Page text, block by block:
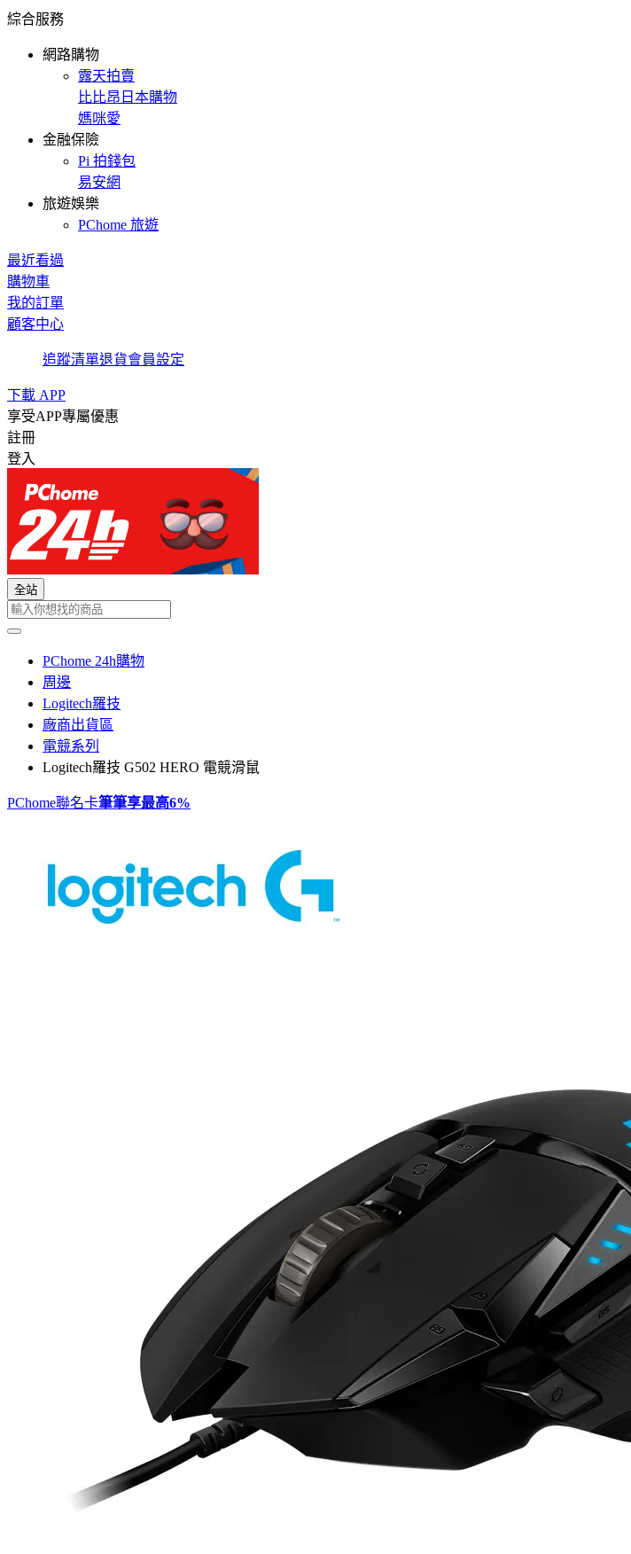
綜合服務
網路購物
露天拍賣
比比昂日本購物
媽咪愛
金融保險
Pi 拍錢包
易安網
旅遊娛樂
PChome 旅遊
最近看過
購物車
我的訂單
顧客中心
追蹤清單退貨會員設定
下載 APP
享受APP專屬優惠
註冊
登入
全站
PChome 24h購物
周邊
Logitech羅技
廠商出貨區
電競系列
Logitech羅技 G502 HERO 電競滑鼠
PChome聯名卡筆筆享最高6%